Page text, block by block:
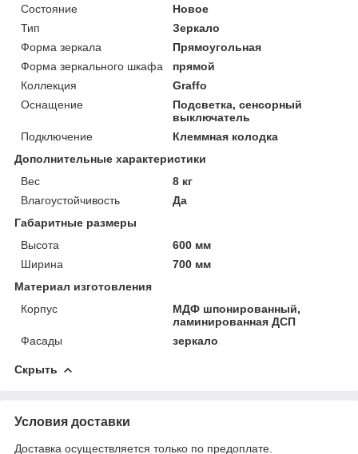
Состояние
Новое
Тип
Зеркало
Форма зеркала
Прямоугольная
Форма зеркального шкафа
прямой
Коллекция
Graffo
Оснащение
Подсветка, сенсорный
выключатель
Подключение
Клеммная колодка
Дополнительные характеристики
Вес
8 кг
Влагоустойчивость
Да
Габаритные размеры
Высота
600 мм
Ширина
700 мм
Материал изготовления
Корпус
МДФ шпонированный,
ламинированная ДСП
Фасады
зеркало
Скрыть
Условия доставки
Доставка осуществляется только по предоплате.